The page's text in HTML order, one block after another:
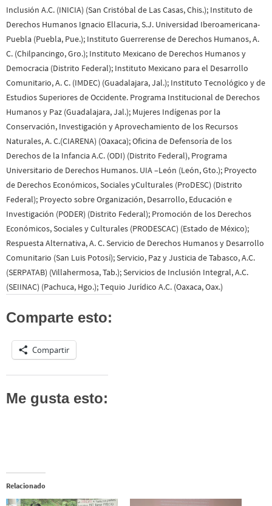
Inclusión A.C. (INICIA) (San Cristóbal de Las Casas, Chis.); Instituto de
Derechos Humanos Ignacio Ellacuria, S.J. Universidad Iberoamericana-
Puebla (Puebla, Pue.); Instituto Guerrerense de Derechos Humanos, A.
C. (Chilpancingo, Gro.); Instituto Mexicano de Derechos Humanos y
Democracia (Distrito Federal); Instituto Mexicano para el Desarrollo
Comunitario, A. C. (IMDEC) (Guadalajara, Jal.); Instituto Tecnológico y de
Estudios Superiores de Occidente. Programa Institucional de Derechos
Humanos y Paz (Guadalajara, Jal.); Mujeres Indígenas por la
Conservación, Investigación y Aprovechamiento de los Recursos
Naturales, A. C.(CIARENA) (Oaxaca); Oficina de Defensoría de los
Derechos de la Infancia A.C. (ODI) (Distrito Federal), Programa
Universitario de Derechos Humanos. UIA –León (León, Gto.); Proyecto
de Derechos Económicos, Sociales yCulturales (ProDESC) (Distrito
Federal); Proyecto sobre Organización, Desarrollo, Educación e
Investigación (PODER) (Distrito Federal); Promoción de los Derechos
Económicos, Sociales y Culturales (PRODESCAC) (Estado de México);
Respuesta Alternativa, A. C. Servicio de Derechos Humanos y Desarrollo
Comunitario (San Luis Potosí); Servicio, Paz y Justicia de Tabasco, A.C.
(SERPATAB) (Villahermosa, Tab.); Servicios de Inclusión Integral, A.C.
(SEIINAC) (Pachuca, Hgo.); Tequio Jurídico A.C. (Oaxaca, Oax.)
Comparte esto:
Compartir
Me gusta esto:
Relacionado